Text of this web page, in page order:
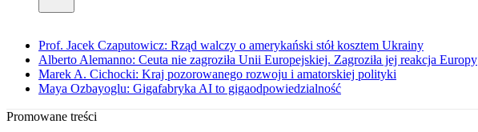
Prof. Jacek Czaputowicz: Rząd walczy o amerykański stół kosztem Ukrainy
Alberto Alemanno: Ceuta nie zagroziła Unii Europejskiej. Zagroziła jej reakcja Europy
Marek A. Cichocki: Kraj pozorowanego rozwoju i amatorskiej polityki
Maya Ozbayoglu: Gigafabryka AI to gigaodpowiedzialność
Promowane treści